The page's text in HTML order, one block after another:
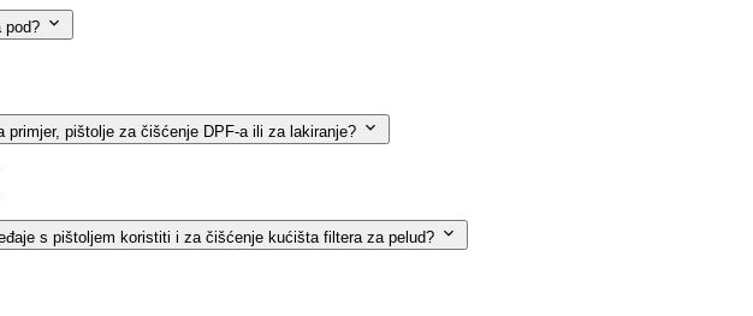
pod?
pištolje za čišćenje DPF-a ili za lakiranje?
s pištoljem koristiti i za čišćenje kućišta filtera za pelud?